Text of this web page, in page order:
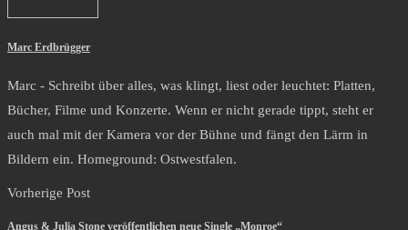
Marc Erdbrügger
Marc - Schreibt über alles, was klingt, liest oder leuchtet: Platten,
Bücher, Filme und Konzerte. Wenn er nicht gerade tippt, steht er
auch mal mit der Kamera vor der Bühne und fängt den Lärm in
Bildern ein. Homeground: Ostwestfalen.
Vorherige Post
Angus & Julia Stone veröffentlichen neue Single „Monroe“